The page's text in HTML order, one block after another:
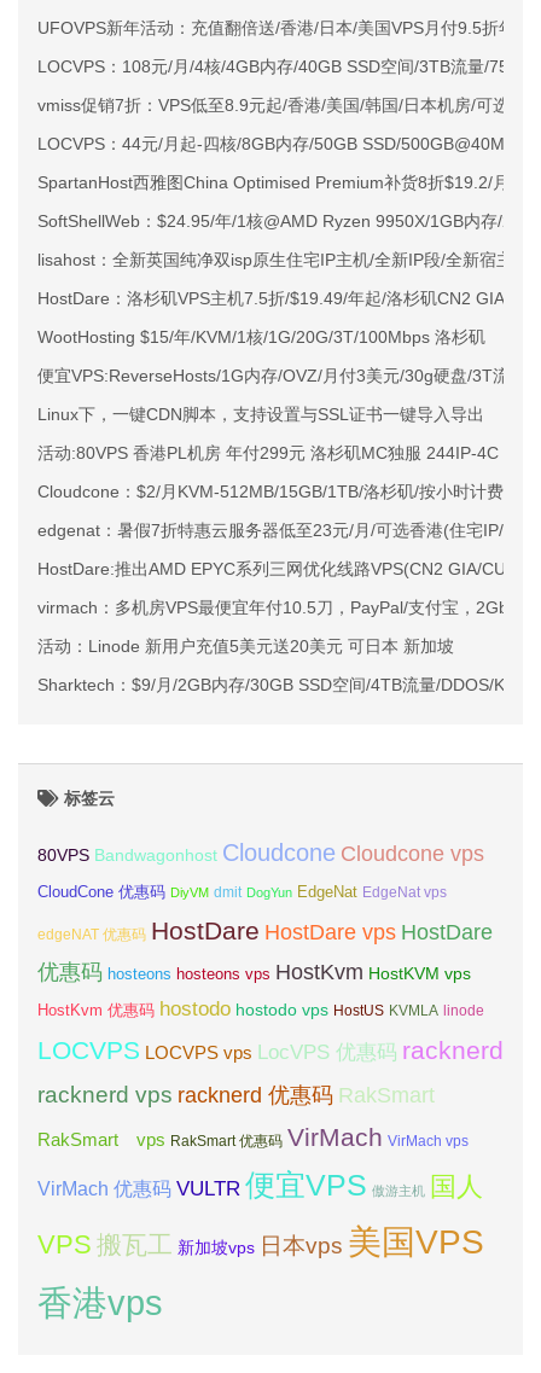
UFOVPS新年活动：充值翻倍送/香港/日本/美国VPS月付9.5折年
LOCVPS：108元/月/4核/4GB内存/40GB SSD空间/3TB流量/
vmiss促销7折：VPS低至8.9元起/香港/美国/韩国/日本机房/可选
LOCVPS：44元/月起-四核/8GB内存/50GB SSD/
SpartanHost西雅图China Optimised Premium补货8折$19.2/月起
SoftShellWeb：$24.95/年/1核@AMD Ryzen 9950X/1GB内存/
lisahost：全新英国纯净双isp原生住宅IP主机/全新IP段/全新宿主机
HostDare：洛杉矶VPS主机7.5折/$19.49/年起/洛杉矶CN2 GIA/日
WootHosting $15/年/KVM/1核/1G/20G/3T/100Mbps 洛杉矶
便宜VPS:ReverseHosts/1G内存/OVZ/月付3美元/30g硬盘/3T流量
Linux下，一键CDN脚本，支持设置与SSL证书一键导入导出
活动:80VPS 香港PL机房 年付299元 洛杉矶MC独服 244IP-4C 月
Cloudcone：$2/月KVM-512MB/15GB/1TB/洛杉矶/按小时计费/支
edgenat：暑假7折特惠云服务器低至23元/月/可选香港(住宅IP/直
HostDare:推出AMD EPYC系列三网优化线路VPS(CN2 GIA/
virmach：多机房VPS最便宜年付10.5刀，PayPal/支付宝，2Gbps
活动：Linode 新用户充值5美元送20美元 可日本 新加坡
Sharktech：$9/月/2GB内存/30GB SSD空间/4TB流量/DDOS/KVM/
标签云
80VPS Bandwagonhost Cloudcone Cloudcone vps
CloudCone 优惠码 DiyVM dmit DogYun EdgeNat EdgeNat vps
edgeNAT 优惠码 HostDare HostDare vps HostDare
优惠码 hosteons hosteons vps HostKvm HostKVM vps
HostKvm 优惠码 hostodo hostodo vps HostUS KVMLA linode
LOCVPS LOCVPS vps LocVPS 优惠码 racknerd
racknerd vps racknerd 优惠码 RakSmart
RakSmart vps RakSmart 优惠码 VirMach VirMach vps
VirMach 优惠码 VULTR 便宜VPS 傲游主机 国人
VPS 搬瓦工 新加坡vps 日本vps 美国VPS
香港vps